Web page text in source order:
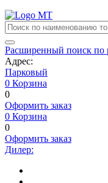
Расширенный поиск по
Адрес:
Парковый
0 Корзина
0
Оформить заказ
0 Корзина
0
Оформить заказ
Дилер: